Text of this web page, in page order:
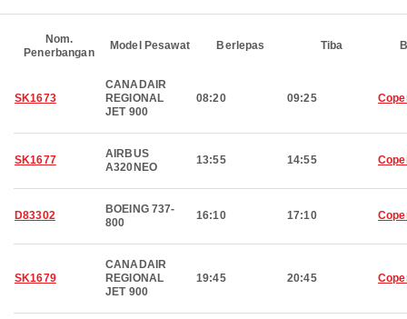
Nom.
Penerbangan
Model Pesawat Berlepas Tiba
SK1673
CANADAIR
REGIONAL
JET 900
08:20 09:25
SK1677
AIRBUS
A320NEO
13:55 14:55
D83302
BOEING 737-
800
16:10 17:10
SK1679
CANADAIR
REGIONAL
JET 900
19:45 20:45